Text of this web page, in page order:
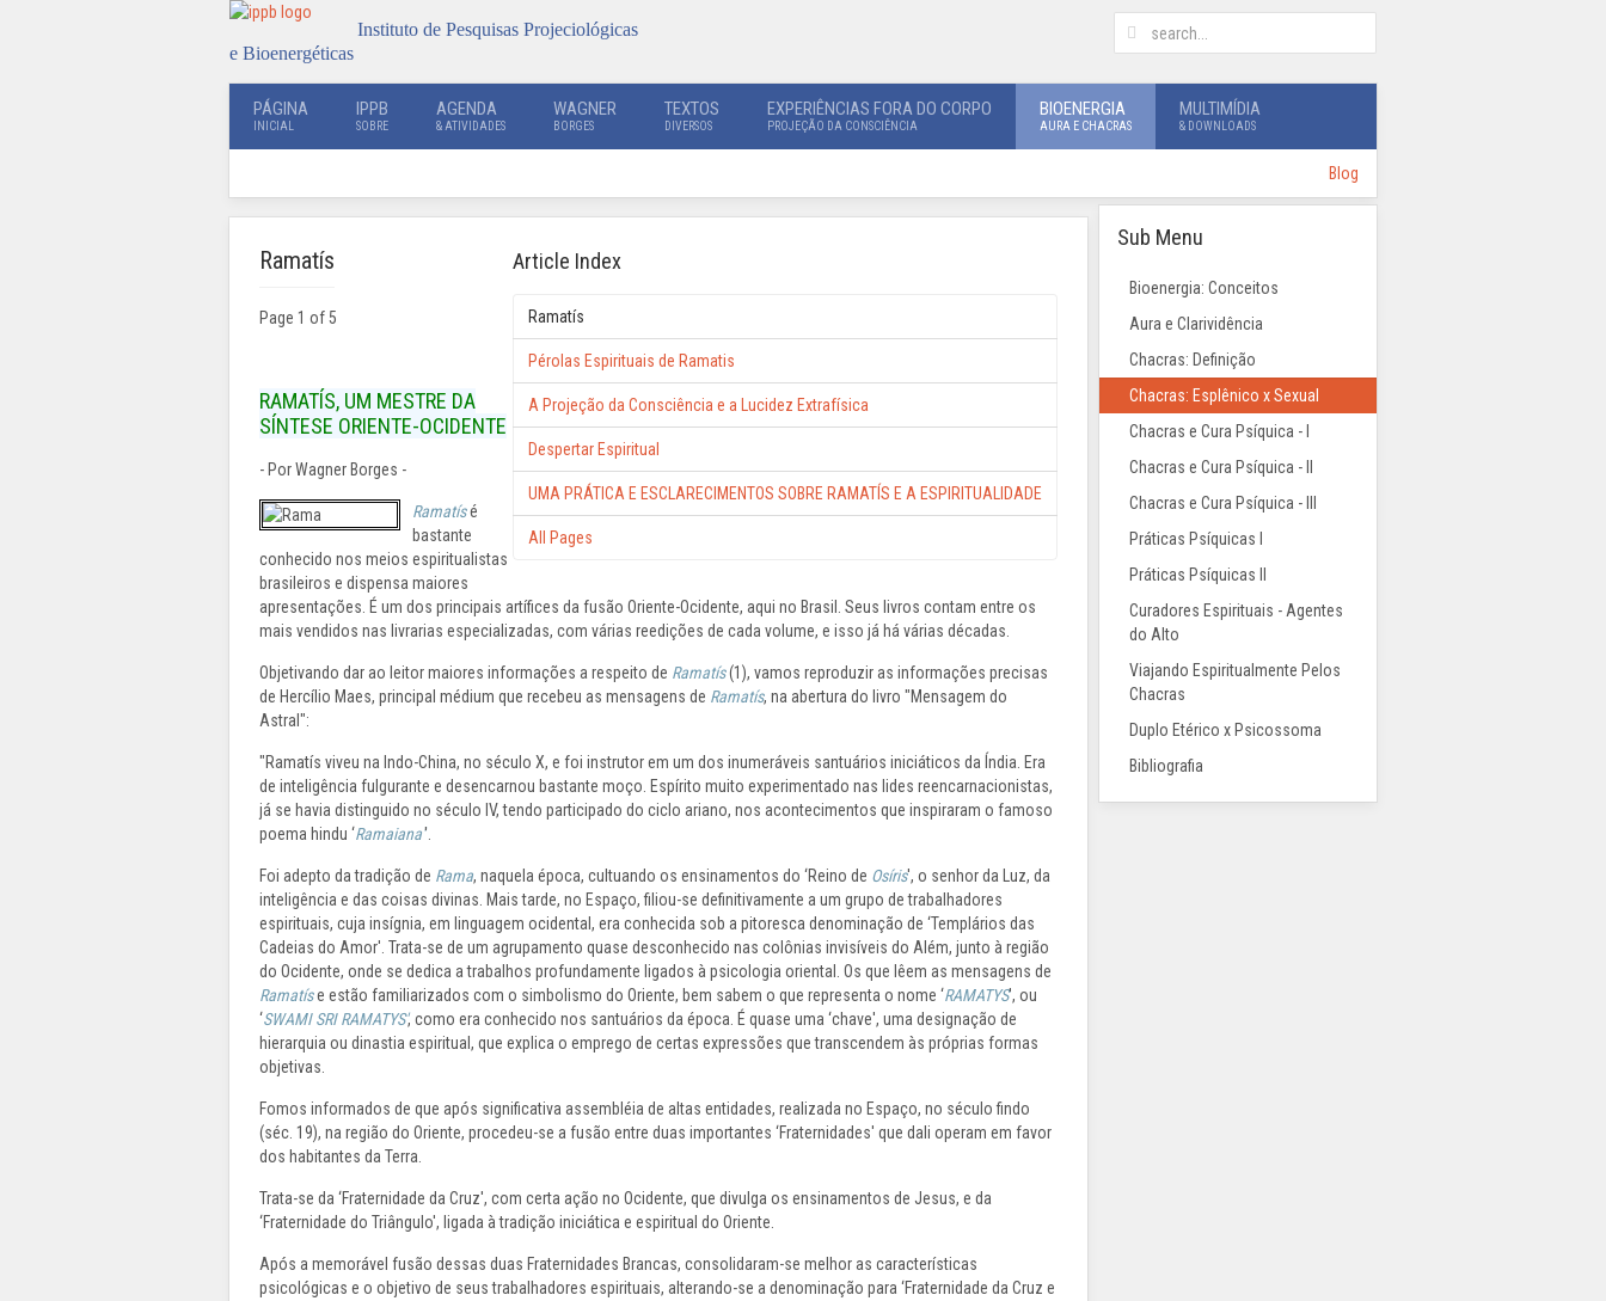
Instituto de Pesquisas Projeciológicas
e Bioenergéticas
PÁGINA
INICIAL
IPPB
SOBRE
AGENDA
& ATIVIDADES
WAGNER
BORGES
TEXTOS
DIVERSOS
EXPERIÊNCIAS FORA DO CORPO
PROJEÇÃO DA CONSCIÊNCIA
BIOENERGIA
AURA E CHACRAS
MULTIMÍDIA
& DOWNLOADS
Blog
Ramatís Article Index
Ramatís
Pérolas Espirituais de Ramatis
A Projeção da Consciência e a Lucidez Extrafísica
Despertar Espiritual
UMA PRÁTICA E ESCLARECIMENTOS SOBRE RAMATÍS E A ESPIRITUALIDADE
All Pages
Page 1 of 5
RAMATÍS, UM MESTRE DA
SÍNTESE ORIENTE-OCIDENTE
- Por Wagner Borges -
Ramatísé
bastante
conhecido nos meios espiritualistas
brasileiros e dispensa maiores
apresentações. É um dos principais artífices da fusão Oriente-Ocidente, aqui no Brasil. Seus livros contam entre os
mais vendidos nas livrarias especializadas, com várias reedições de cada volume, e isso já há várias décadas.
Objetivando dar ao leitor maiores informações a respeito de Ramatís(1), vamos reproduzir as informações precisas
de Hercílio Maes, principal médium que recebeu as mensagens de Ramatís, na abertura do livro "Mensagem do
Astral":
"Ramatís viveu na Indo-China, no século X, e foi instrutor em um dos inumeráveis santuários iniciáticos da Índia. Era
de inteligência fulgurante e desencarnou bastante moço. Espírito muito experimentado nas lides reencarnacionistas,
já se havia distinguido no século IV, tendo participado do ciclo ariano, nos acontecimentos que inspiraram o famoso
poema hindu ‘Ramaiana''.
Foi adepto da tradição de Rama, naquela época, cultuando os ensinamentos do ‘Reino de Osíris', o senhor da Luz, da
inteligência e das coisas divinas. Mais tarde, no Espaço, filiou-se definitivamente a um grupo de trabalhadores
espirituais, cuja insígnia, em linguagem ocidental, era conhecida sob a pitoresca denominação de ‘Templários das
Cadeias do Amor'. Trata-se de um agrupamento quase desconhecido nas colônias invisíveis do Além, junto à região
do Ocidente, onde se dedica a trabalhos profundamente ligados à psicologia oriental. Os que lêem as mensagens de
Ramatíse estão familiarizados com o simbolismo do Oriente, bem sabem o que representa o nome ‘RAMATYS', ou
‘SWAMI SRI RAMATYS', como era conhecido nos santuários da época. É quase uma ‘chave', uma designação de
hierarquia ou dinastia espiritual, que explica o emprego de certas expressões que transcendem às próprias formas
objetivas.
Fomos informados de que após significativa assembléia de altas entidades, realizada no Espaço, no século findo
(séc. 19), na região do Oriente, procedeu-se a fusão entre duas importantes ‘Fraternidades' que dali operam em favor
dos habitantes da Terra.
Trata-se da ‘Fraternidade da Cruz', com certa ação no Ocidente, que divulga os ensinamentos de Jesus, e da
‘Fraternidade do Triângulo', ligada à tradição iniciática e espiritual do Oriente.
Após a memorável fusão dessas duas Fraternidades Brancas, consolidaram-se melhor as características
psicológicas e o objetivo de seus trabalhadores espirituais, alterando-se a denominação para ‘Fraternidade da Cruz e
Sub Menu
Bioenergia: Conceitos
Aura e Clarividência
Chacras: Definição
Chacras: Esplênico x Sexual
Chacras e Cura Psíquica - I
Chacras e Cura Psíquica - II
Chacras e Cura Psíquica - III
Práticas Psíquicas I
Práticas Psíquicas II
Curadores Espirituais - Agentes
do Alto
Viajando Espiritualmente Pelos
Chacras
Duplo Etérico x Psicossoma
Bibliografia